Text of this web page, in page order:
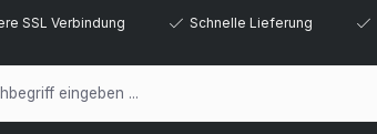
SSL Verbindung Schnelle Lieferung